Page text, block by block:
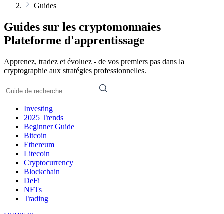
Guides
Guides sur les cryptomonnaies
Plateforme d'apprentissage
Apprenez, tradez et évoluez - de vos premiers pas dans la
cryptographie aux stratégies professionnelles.
Investing
2025 Trends
Beginner Guide
Bitcoin
Ethereum
Litecoin
Cryptocurrency
Blockchain
DeFi
NFTs
Trading